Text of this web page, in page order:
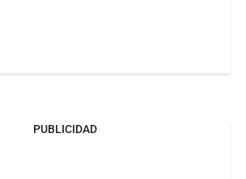
PUBLICIDAD